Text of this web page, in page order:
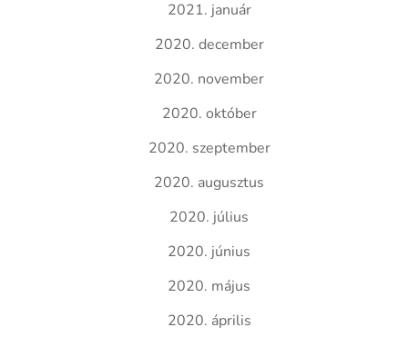
2021. január
2020. december
2020. november
2020. október
2020. szeptember
2020. augusztus
2020. július
2020. június
2020. május
2020. április